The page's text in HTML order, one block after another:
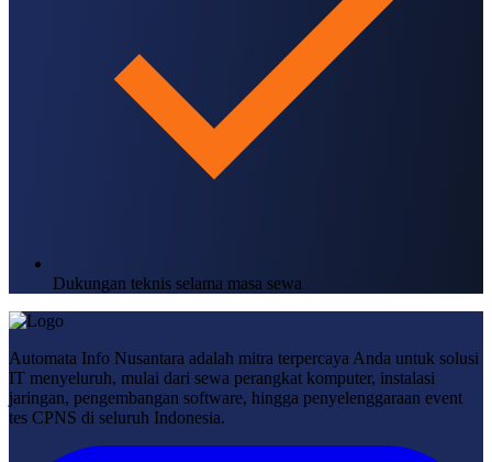
Dukungan teknis selama masa sewa
Automata Info Nusantara adalah mitra terpercaya Anda untuk solusi
IT menyeluruh, mulai dari sewa perangkat komputer, instalasi
jaringan, pengembangan software, hingga penyelenggaraan event
tes CPNS di seluruh Indonesia.